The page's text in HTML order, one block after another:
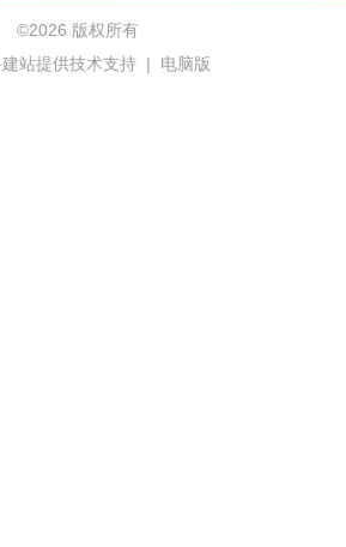
©2026 版权所有
站提供技术支持
| 电脑版